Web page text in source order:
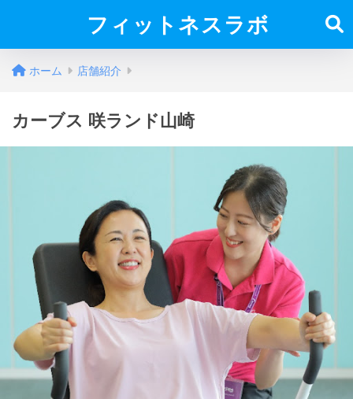
フィットネスラボ
ホーム 店舗紹介
カーブス 咲ランド山崎